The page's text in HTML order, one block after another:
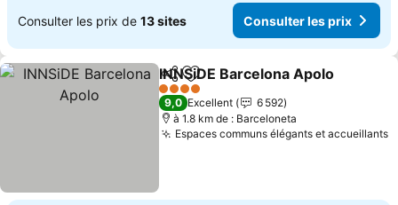
Consulter les prix de 13 sites Consulter les prix
PartagerAjouter à mes favoris
INNSiDE Barcelona Apolo
4 Étoiles
9,0 Excellent
6 592
à 1.8 km de : Barceloneta
Espaces communs élégants et accueillants